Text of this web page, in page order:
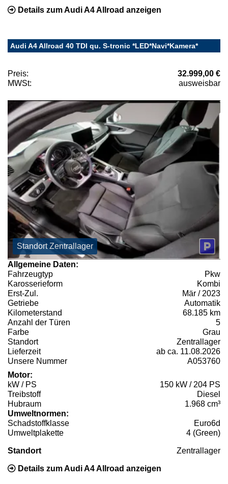
Details zum Audi A4 Allroad anzeigen
Audi A4 Allroad 40 TDI qu. S-tronic *LED*Navi*Kamera*
Preis:
32.999,00 €
MWSt:
ausweisbar
Standort Zentrallager
Allgemeine Daten:
Fahrzeugtyp
Pkw
Karosserieform
Kombi
Erst-Zul.
Mär / 2023
Getriebe
Automatik
Kilometerstand
68.185 km
Anzahl der Türen
5
Farbe
Grau
Standort
Zentrallager
Lieferzeit
ab ca. 11.08.2026
Unsere Nummer
A053760
Motor:
kW / PS
150 kW / 204 PS
Treibstoff
Diesel
Hubraum
1.968 cm³
Umweltnormen:
Schadstoffklasse
Euro6d
Umweltplakette
4 (Green)
Standort Zentrallager
Details zum Audi A4 Allroad anzeigen